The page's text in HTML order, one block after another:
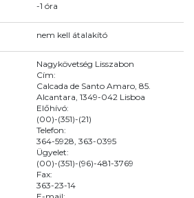
-1 óra
nem kell átalakító
Nagykövetség Lisszabon
Cím:
Calcada de Santo Amaro, 85.
Alcantara, 1349-042 Lisboa
Előhívó:
(00)-(351)-(21)
Telefon:
364-5928, 363-0395
Ügyelet:
(00)-(351)-(96)-481-3769
Fax:
363-23-14